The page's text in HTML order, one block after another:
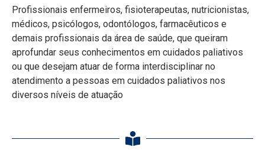
Profissionais enfermeiros, fisioterapeutas, nutricionistas,
médicos, psicólogos, odontólogos, farmacêuticos e
demais profissionais da área de saúde, que queiram
aprofundar seus conhecimentos em cuidados paliativos
ou que desejam atuar de forma interdisciplinar no
atendimento a pessoas em cuidados paliativos nos
diversos níveis de atuação